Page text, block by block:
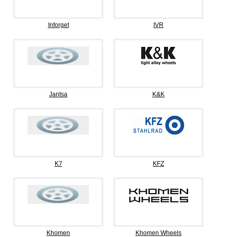
Inforget IVR
Jantsa K&K
K7 KFZ
Khomen Khomen Wheels